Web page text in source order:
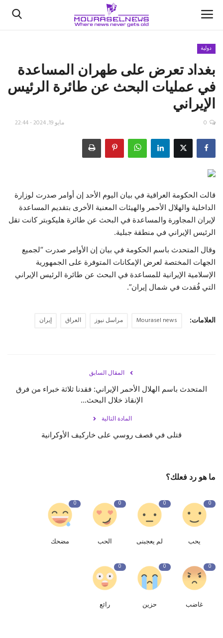
الأخبار
كتّابنا
السعودية
اقتصاد
علوم وتكنولوجيا
رياضة
فيديو
حياة
دولية
بغداد تعرض على طهران المساعدة
في عمليات البحث عن طائرة الرئيس
الإيراني
مايو 19, 2024 - 22:44 0
قالت الحكومة العراقية في بيان اليوم الأحد إن أوامر صدرت لوزارة
الداخلية والهلال الأحمر والهيئات المعنية الأخرى بتقديم المساعدة
لإيران المجاورة والمساعدة في البحث عن طائرة هليكوبتر كانت تقل
الرئيس الإيراني في منطقة جبلية.
وقال المتحدث باسم الحكومة في بيان إن الأوامر صدرت “لجميع
الجهات المختصة لعرض الإمكانات المتوفرة على الجمهورية
الإسلامية الإيرانية للمساعدة في البحث عن طائرة الرئيس الإيراني
التي فُقدت في شمال إيران”.
العلامات: Mourasel news مراسل نيوز العراق إيران
المقال السابق
المتحدث باسم الهلال الأحمر الإيراني: فقدنا ثلاثة خبراء من فرق
الإنقاذ خلال البحث...
المادة التالية
قتلى في قصف روسي على خاركيف الأوكرانية
ما هو رد فعلك؟
0
يحب
0
لم يعجبنى
0
الحب
0
مضحك
0
غاضب
0
حزين
0
رائع